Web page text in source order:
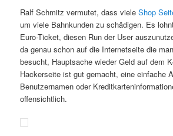
Ralf Schmitz vermutet, dass vieleShop
um viele Bahnkunden zu schädigen. Es
Euro-Ticket, diesen Run der User
da genau schon auf die Internetseite die
besucht, Hauptsache wieder Geld auf dem
Hackerseite ist gut gemacht, eine einfache
Benutzernamen oder
offensichtlich.